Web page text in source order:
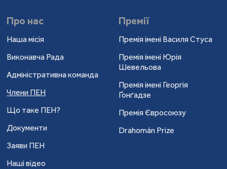
Про нас
Наша місія
Виконавча Рада
Адміністративна команда
Члени ПЕН
Що таке ПЕН?
Документи
Заяви ПЕН
Наші відео
Премії
Премія імені Василя Стуса
Премія імені Юрія
Шевельова
Премія імені Георгія
Ґонґадзе
Премія Євросоюзу
Drahomán Prize